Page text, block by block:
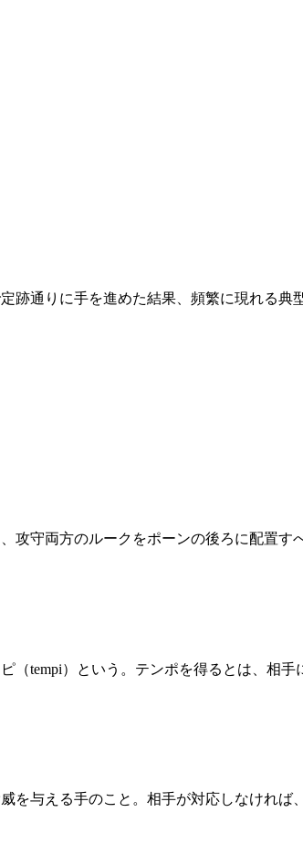
跡通りに手を進めた結果、頻繁に現れる
攻守両方のルークをポーンの後ろに配置
（tempi）という。テンポを得るとは、相
を与える手のこと。相手が対応しなければ